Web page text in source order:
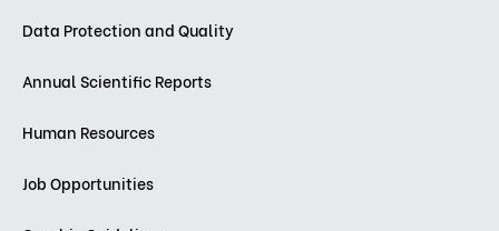
Data Protection and Quality
Annual Scientific Reports
Human Resources
Job Opportunities